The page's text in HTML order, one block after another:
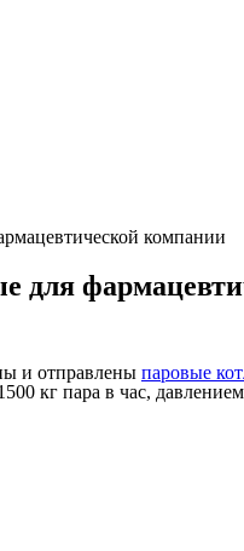
компании
для
и отправлены паровые
кг пара в час,